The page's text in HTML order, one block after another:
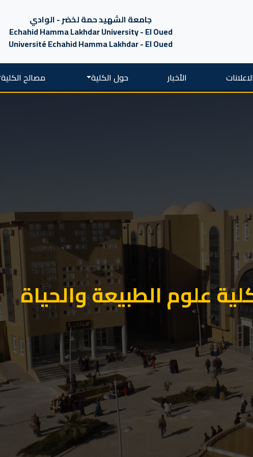
جامعة الشهيد حمة لخضر - الوادي
Echahid Hamma Lakhdar University - El Oued
Université Echahid Hamma Lakhdar - El Oued
الأخبار حول الكلية مصالح الكلية
علوم الطبيعة والحياة